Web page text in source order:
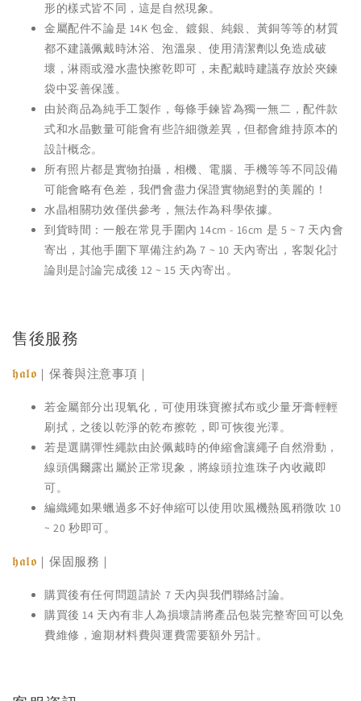
形的樣式皆不同，這是自然現象。
金屬配件不論是 14K 包金、鍍銀、純銀、黃銅等等的材質
都不建議佩戴時沐浴、泡溫泉、使用清潔劑以免造成破
壞，淋雨或潑水盡快擦乾即可，未配戴時建議存放於夾鍊
袋中妥善保護。
由於商品為純手工製作，每條手鍊皆為獨一無二，配件款
式和水晶數量可能會有些許細微差異，但都會維持原本的
設計概念。
所有照片都是實物拍攝，相機、電腦、手機等等不同設備
可能會略有色差，我們會盡力保證實物絕對的美麗的！
水晶相關功效僅供參考，無法作為科學依據。
到貨時間：一般在常見手圍內 14cm - 16cm 是 5 ~ 7 天內會
寄出，其他手圍下單備注約為 7 ~ 10 天內寄出，客製化討
論則是討論完成後 12 ~ 15 天內寄出。
售後服務
𝖍𝖆𝖑𝖔 ｜保養與注意事項｜
若金屬部分出現氧化，可使用珠寶擦拭布或少量牙膏輕輕
刷拭，之後以乾淨的乾布擦乾，即可恢復光澤。
若是選購彈性繩款由於佩戴時的伸縮會讓繩子自然滑動，
線頭偶爾露出屬於正常現象，將線頭拉進珠子內收藏即
可。
編織繩如果蠟過多不好伸縮可以使用吹風機熱風稍微吹 10
~ 20 秒即可。
𝖍𝖆𝖑𝖔 ｜保固服務｜
購買後有任何問題請於 7 天內與我們聯絡討論。
購買後 14 天內有非人為損壞請將產品包裝完整寄回可以免
費維修，逾期材料費與運費需要額外另計。